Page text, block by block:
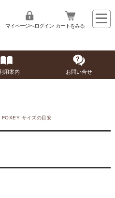
マイページへログイン カートをみる
用案内 お問い合せ
FOXEY サイズの目安